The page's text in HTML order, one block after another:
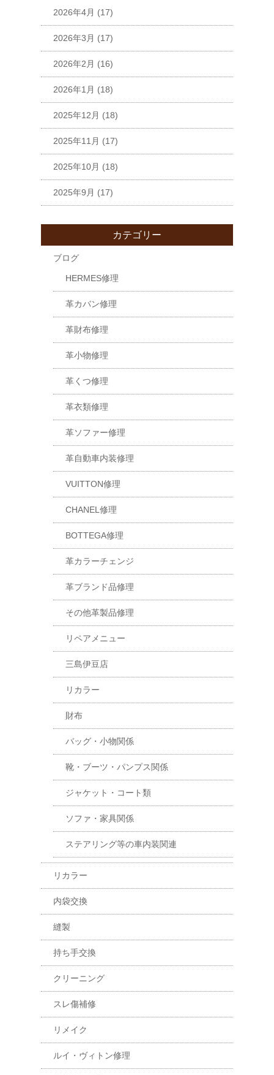
2026年4月 (17)
2026年3月 (17)
2026年2月 (16)
2026年1月 (18)
2025年12月 (18)
2025年11月 (17)
2025年10月 (18)
2025年9月 (17)
カテゴリー
ブログ
HERMES修理
革カバン修理
革財布修理
革小物修理
革くつ修理
革衣類修理
革ソファー修理
革自動車内装修理
VUITTON修理
CHANEL修理
BOTTEGA修理
革カラーチェンジ
革ブランド品修理
その他革製品修理
リペアメニュー
三島伊豆店
リカラー
財布
バッグ・小物関係
靴・ブーツ・パンプス関係
ジャケット・コート類
ソファ・家具関係
ステアリング等の車内装関連
リカラー
内袋交換
縫製
持ち手交換
クリーニング
スレ傷補修
リメイク
ルイ・ヴィトン修理